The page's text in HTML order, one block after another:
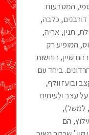
המטבעות
דורבנים, כלבה,
תנין, אריה,
המופיע רק
שיין, רוחשות
ביחד עם
ובועז וולף,
עצב ולעיתים
למשל),
הם